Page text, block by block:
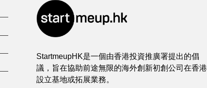
StartmeupHK是一個由香港投資推廣署提出的倡
議，旨在協助前途無限的海外創新初創公司在香港
設立基地或拓展業務。